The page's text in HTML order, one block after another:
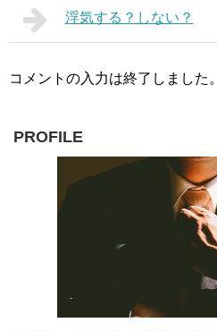
浮気する？しない？
コメントの入力は終了しました。
PROFILE